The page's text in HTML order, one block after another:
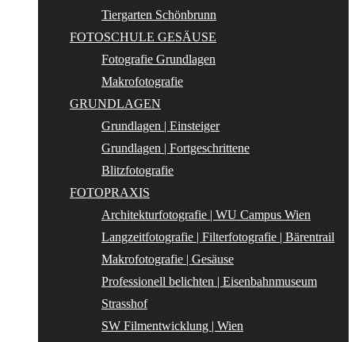
Tiergarten Schönbrunn
FOTOSCHULE GESÄUSE
Fotografie Grundlagen
Makrofotografie
GRUNDLAGEN
Grundlagen | Einsteiger
Grundlagen | Fortgeschrittene
Blitzfotografie
FOTOPRAXIS
Architekturfotografie | WU Campus Wien
Langzeitfotografie | Filterfotografie | Bärentrail
Makrofotografie | Gesäuse
Professionell belichten | Eisenbahnmuseum
Strasshof
SW Filmentwicklung | Wien